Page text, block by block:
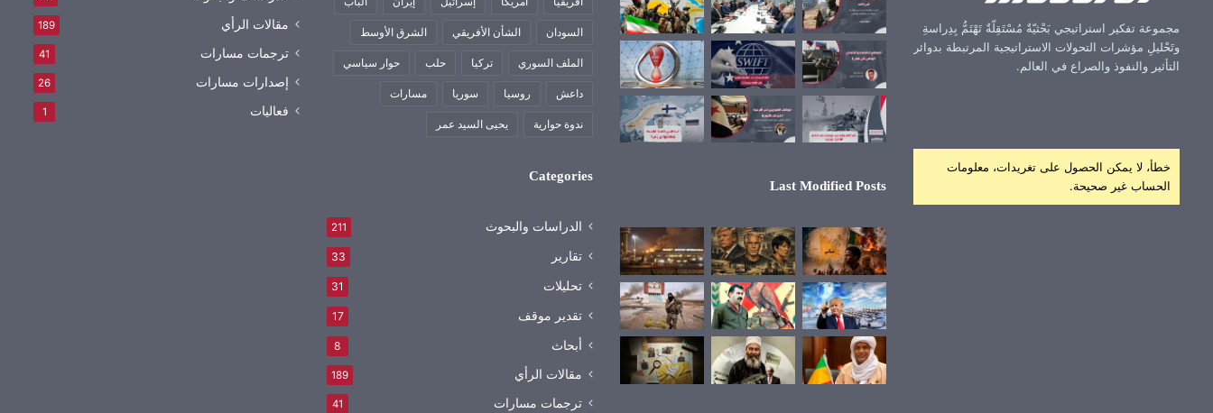
مجموعة تفكير استراتيجي بَحْثيّةٌ مُسْتَقِلّةٌ تَهْتَمُّ بِدِراسةِ
وتَحْليلِ مؤشرات التحولات الاستراتيجية المرتبطة بدوائر
التأثير والنفوذ والصراع في العالم.
خطأ، لا يمكن الحصول على تغريدات، معلومات
الحساب غير صحيحة.
Last Modified Posts
السودان الشأن الأفريقي الشرق الأوسط
الملف السوري تركيا حلب حوار سياسي
داعش روسيا سوريا مسارات
ندوة حوارية يحيى السيد عمر
Categories
الدراسات والبحوث 211
تقارير 33
تحليلات 31
تقدير موقف 17
أبحاث 8
مقالات الرأي 189
ترجمات مسارات 41
مقالات الرأي 189
ترجمات مسارات 41
إصدارات مسارات 26
فعاليات 1